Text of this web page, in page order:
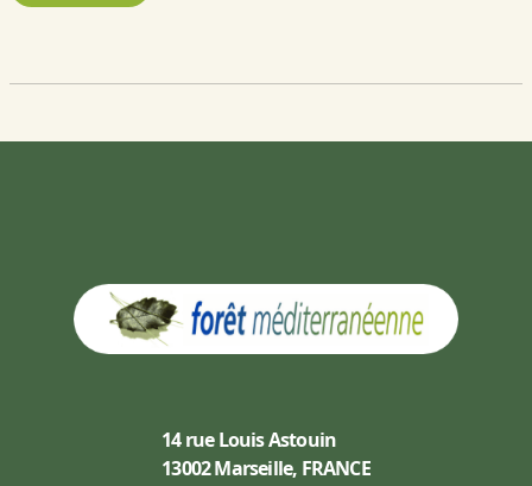
14 rue Louis Astouin
13002 Marseille, FRANCE